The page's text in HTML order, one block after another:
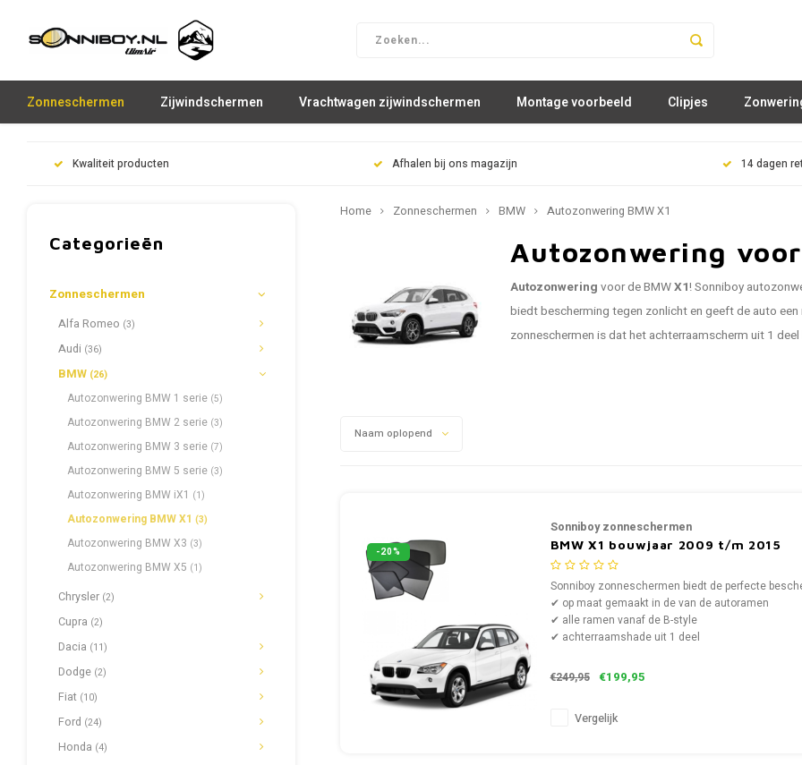
Zonneschermen Zijwindschermen Vrachtwagen zijwindschermen Montage voorbeeld Clipjes
Kwaliteit producten Afhalen bij ons magazijn 14 dagen
Categorieën
Zonneschermen
Alfa Romeo (3)
Audi (36)
BMW (26)
Autozonwering BMW 1 serie (5)
Autozonwering BMW 2 serie (3)
Autozonwering BMW 3 serie (7)
Autozonwering BMW 5 serie (3)
Autozonwering BMW iX1 (1)
Autozonwering BMW X1 (3)
Autozonwering BMW X3 (3)
Autozonwering BMW X5 (1)
Chrysler (2)
Cupra (2)
Dacia (11)
Dodge (2)
Fiat (10)
Ford (24)
Honda (4)
Home Zonneschermen BMW Autozonwering BMW X1
Autozonwering voor
Autozonwering voor de BMWX1! Sonniboy
biedt bescherming tegen zonlicht en geeft de auto
zonneschermen is dat het achterraamscherm uit 1
Naam oplopend
-20%
Sonniboy zonneschermen
BMW X1 bouwjaar 2009 t/m 2015
Sonniboy zonneschermen biedt de perfecte
✔ op maat gemaakt in de van de autoramen
✔ alle ramen vanaf de B-style
✔ achterraamshade uit 1 deel
€249,95 €199,95
Vergelijk